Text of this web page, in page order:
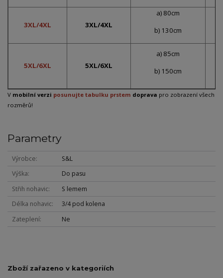
3XL/4XL 3XL/4XL
a) 80cm
b) 130cm
5XL/6XL 5XL/6XL
a) 85cm
b) 150cm
V mobilní verzi posunujte tabulku prstem doprava pro zobrazení všech
rozměrů!
Parametry
Výrobce
S&L
Výška
Do pasu
Střih nohavic
S lemem
Délka nohavic
3/4 pod kolena
Zateplení
Ne
Zboží zařazeno v kategoriích